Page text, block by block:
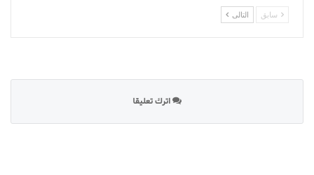
سابق التالى
اترك تعليقا